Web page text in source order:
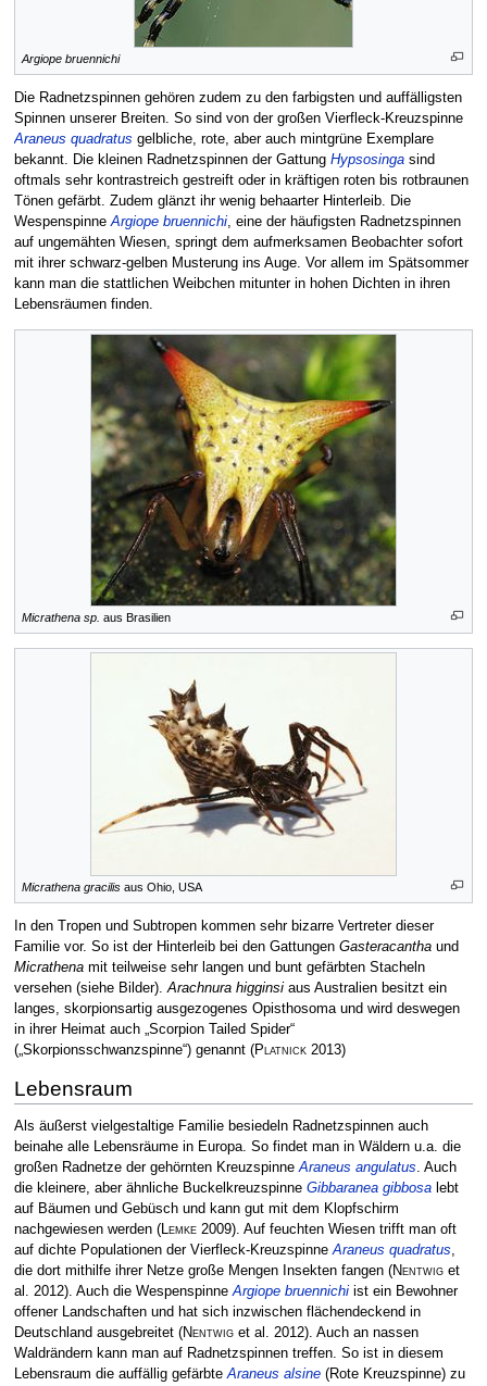
Argiope bruennichi
Die Radnetzspinnen gehören zudem zu den farbigsten und auffälligsten
Spinnen unserer Breiten. So sind von der großen Vierfleck-Kreuzspinne
Araneus quadratus gelbliche, rote, aber auch mintgrüne Exemplare
bekannt. Die kleinen Radnetzspinnen der Gattung Hypsosingasind
oftmals sehr kontrastreich gestreift oder in kräftigen roten bis rotbraunen
Tönen gefärbt. Zudem glänzt ihr wenig behaarter Hinterleib. Die
WespenspinneArgiope bruennichi, eine der häufigsten Radnetzspinnen
auf ungemähten Wiesen, springt dem aufmerksamen Beobachter sofort
mit ihrer schwarz-gelben Musterung ins Auge. Vor allem im Spätsommer
kann man die stattlichen Weibchen mitunter in hohen Dichten in ihren
Lebensräumen finden.
Micrathena sp. aus Brasilien
Micrathena gracilisaus Ohio, USA
In den Tropen und Subtropen kommen sehr bizarre Vertreter dieser
Familie vor. So ist der Hinterleib bei den Gattungen Gasteracanthaund
Micrathenamit teilweise sehr langen und bunt gefärbten Stacheln
versehen (siehe Bilder).Arachnura higginsiaus Australien besitzt ein
langes, skorpionsartig ausgezogenes Opisthosoma und wird deswegen
in ihrer Heimat auch „Scorpion Tailed Spider“
(„Skorpionsschwanzspinne“) genannt (Platnick2013)
Lebensraum
Als äußerst vielgestaltige Familie besiedeln Radnetzspinnen auch
beinahe alle Lebensräume in Europa. So findet man in Wäldern u.a. die
großen Radnetze der gehörnten KreuzspinneAraneus angulatus. Auch
die kleinere, aber ähnliche Buckelkreuzspinne Gibbaranea gibbosalebt
auf Bäumen und Gebüsch und kann gut mit dem Klopfschirm
nachgewiesen werden (Lemke2009). Auf feuchten Wiesen trifft man oft
auf dichte Populationen der Vierfleck-KreuzspinneAraneus quadratus,
die dort mithilfe ihrer Netze große Mengen Insekten fangen (Nentwiget
al. 2012). Auch die WespenspinneArgiope bruennichiist ein Bewohner
offener Landschaften und hat sich inzwischen flächendeckend in
Deutschland ausgebreitet (Nentwiget al. 2012). Auch an nassen
Waldrändern kann man auf Radnetzspinnen treffen. So ist in diesem
Lebensraum die auffällig gefärbteAraneus alsine(Rote Kreuzspinne) zu